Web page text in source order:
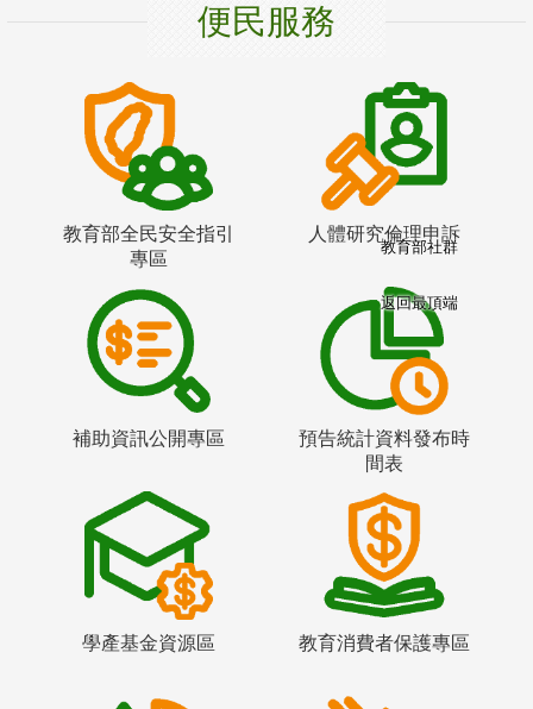
便民服務
教育部全民安全指引
專區
人體研究倫理申訴
補助資訊公開專區
預告統計資料發布時
間表
學產基金資源區 教育消費者保護專區
教育部社群
返回最頂端